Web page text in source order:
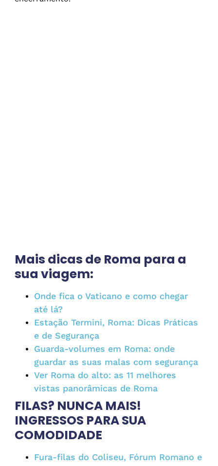
Mais dicas de Roma para a
sua viagem:
Onde fica o Vaticano e como chegar
até lá?
Estação Termini, Roma: Dicas Práticas
e de Segurança
Guarda-volumes em Roma: onde
guardar as suas malas com segurança
Ver Roma do alto: as 11 melhores
vistas panorâmicas de Roma
FILAS? NUNCA MAIS!
INGRESSOS PARA SUA
COMODIDADE
Fura-filas do Coliseu, Fórum Romano e